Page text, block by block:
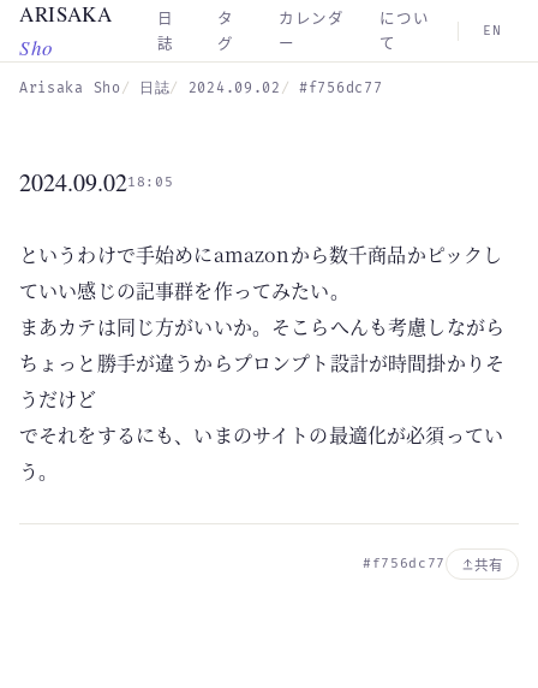
Skip to main content
ARISAKA
Sho
日
誌
タ
グ
カレンダ
ー
につい
て
EN
Arisaka Sho 日誌 2024.09.02 #f756dc77
2024.09.0218:05
というわけで手始めにamazonから数千商品かピックし
ていい感じの記事群を作ってみたい。
まあカテは同じ方がいいか。そこらへんも考慮しながら
ちょっと勝手が違うからプロンプト設計が時間掛かりそ
うだけど
でそれをするにも、いまのサイトの最適化が必須ってい
う。
#f756dc77 共有